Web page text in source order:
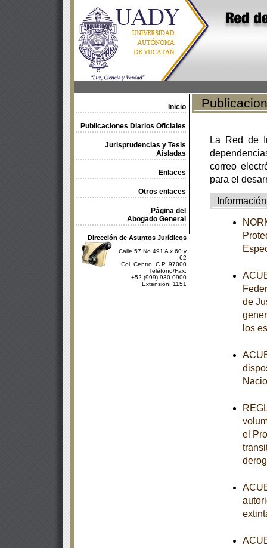
Inicio
Publicaciones Diarios Oficiales
Jurisprudencias y Tesis
Aisladas
Enlaces
Otros enlaces
Página del
Abogado General
Dirección de Asuntos Jurídicos
Calle 57 No 491 A x 60 y
62
Col. Centro, C.P. 97000
Teléfono/Fax:
+52 (999) 930-0900
Extensión: 1151
La Red de
correo
para el
Información
de
los
el